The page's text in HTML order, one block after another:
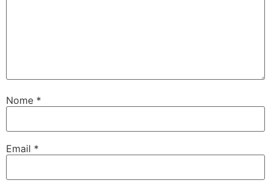
Nome *
Email *